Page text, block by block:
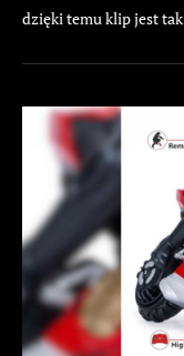
dzięki temu klip jest